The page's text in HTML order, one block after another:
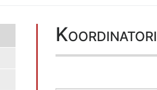
Koordinatori